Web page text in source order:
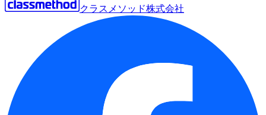
クラスメソッド株式会社